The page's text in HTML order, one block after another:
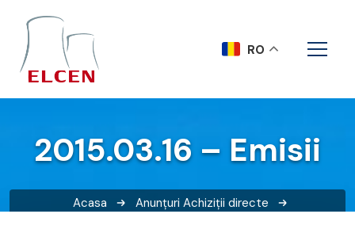
2015.03.16 – Emisii
Acasa Anunțuri Achiziții directe
RO